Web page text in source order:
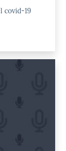
covid-19